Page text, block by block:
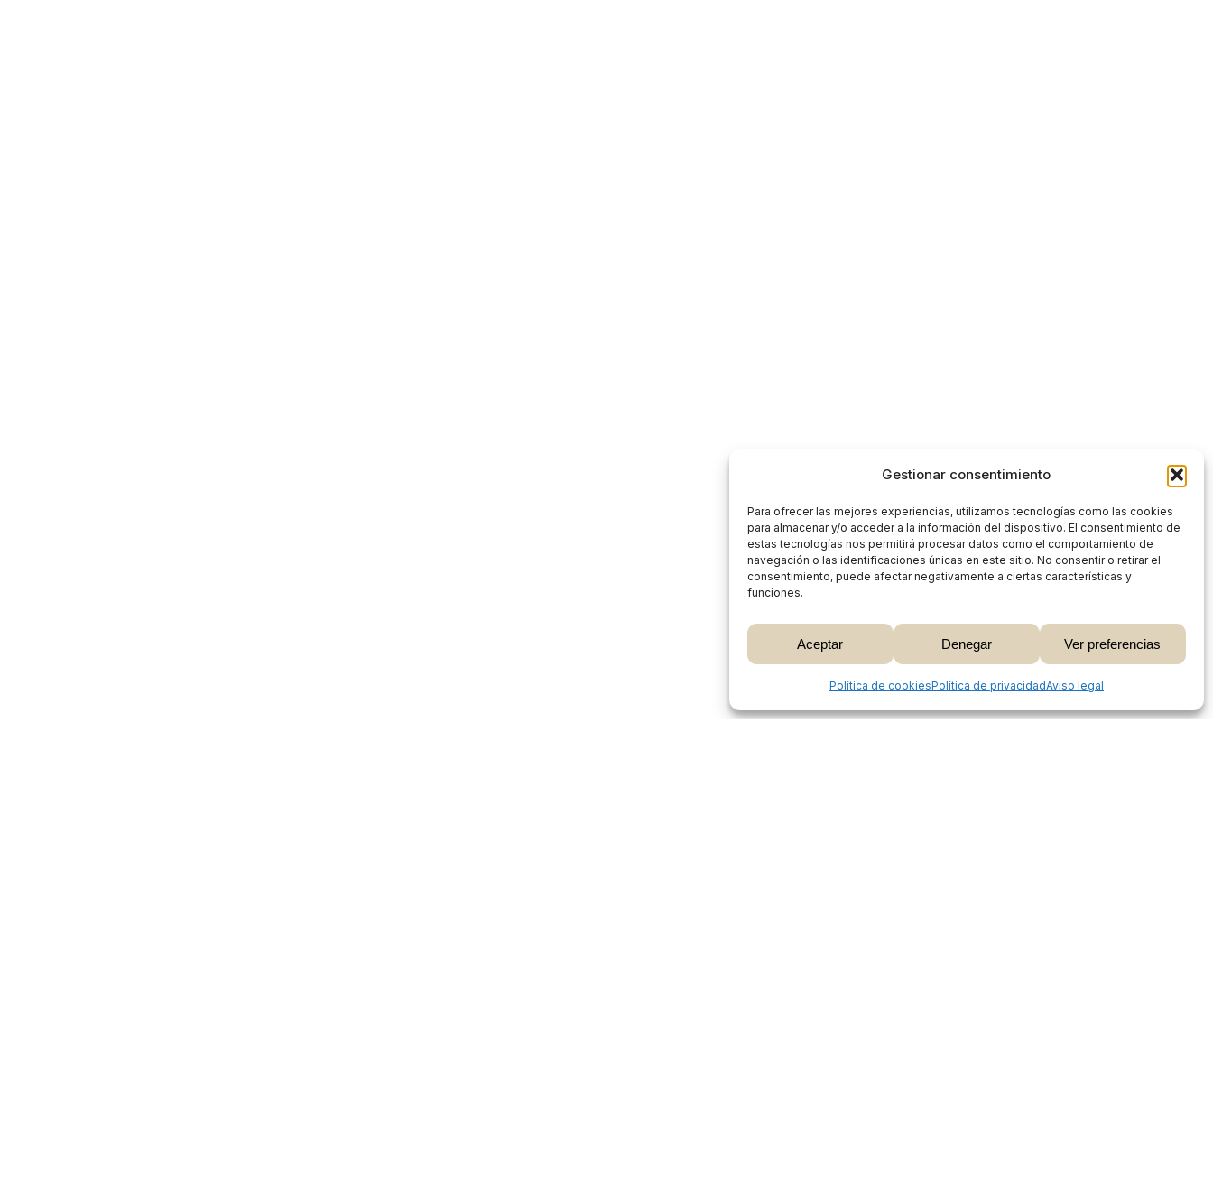
Gestionar consentimiento
Para ofrecer las mejores experiencias, utilizamos tecnologías como las cookies
para almacenar y/o acceder a la información del dispositivo. El consentimiento de
estas tecnologías nos permitirá procesar datos como el comportamiento de
navegación o las identificaciones únicas en este sitio. No consentir o retirar el
consentimiento, puede afectar negativamente a ciertas características y
funciones.
Aceptar Denegar Ver preferencias
Política de cookiesPolítica de privacidadAviso legal
Finalizar Compra Share